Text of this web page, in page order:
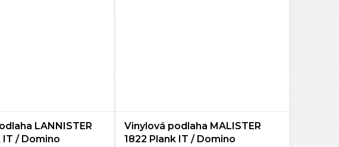
LANNISTER
IT / Domino
Vinylová podlaha MALISTER
1822 Plank IT / Domino